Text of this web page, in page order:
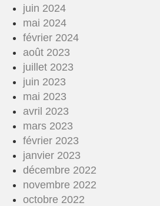
juin 2024
mai 2024
février 2024
août 2023
juillet 2023
juin 2023
mai 2023
avril 2023
mars 2023
février 2023
janvier 2023
décembre 2022
novembre 2022
octobre 2022